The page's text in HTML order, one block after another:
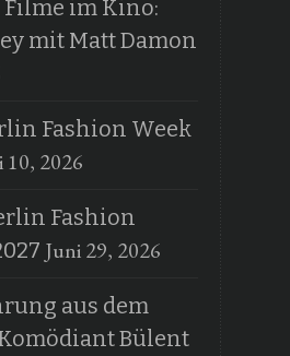
im Kino:
mit Matt Damon
Fashion Week
10, 2026
Fashion
Juni 29, 2026
aus dem
Bülent